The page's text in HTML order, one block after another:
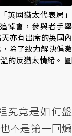
英國猶太代表局」
悼會，參與者手舉
亦有出席的英國內
除了致力解決偏激
的反猶太情緒。 圖
究竟是如何盤
不是第一回煽